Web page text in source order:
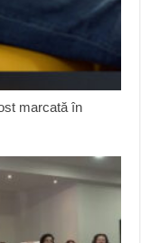
marcată în